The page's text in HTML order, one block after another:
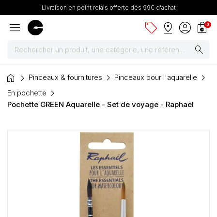
Livraison en point relais offerte dès 99€ d'achat
menu sell pin_drop account_circle shopping_bag
0
search
Peintures
Pinceaux & fournitures
Dessin & arts graphiques
Cartons mousse & plume
home Pinceaux & fournitures
Pinceaux pour l'aquarelle
En pochette
Pochette GREEN Aquarelle - Set de voyage - Raphaël